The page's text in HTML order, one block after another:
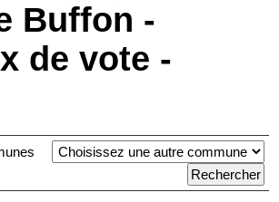
Buffon -
de vote -